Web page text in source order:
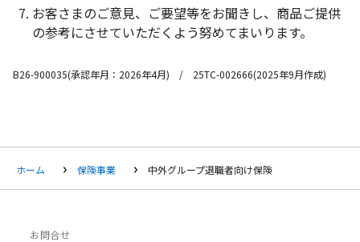
お客さまのご意見、ご要望等をお聞きし、商品ご提供
の参考にさせていただくよう努めてまいります。
B26-900035(承認年月：2026年4月) / 25TC-002666(2025年9月作成)
ホーム 保険事業 中外グループ退職者向け保険
お問合せ